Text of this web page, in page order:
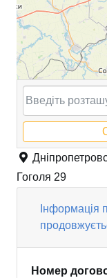
Гоголя 29
Інформація
Номер